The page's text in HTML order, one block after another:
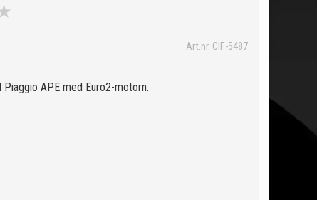
Art.nr. CIF-5487
Piaggio APE med Euro2-motorn.